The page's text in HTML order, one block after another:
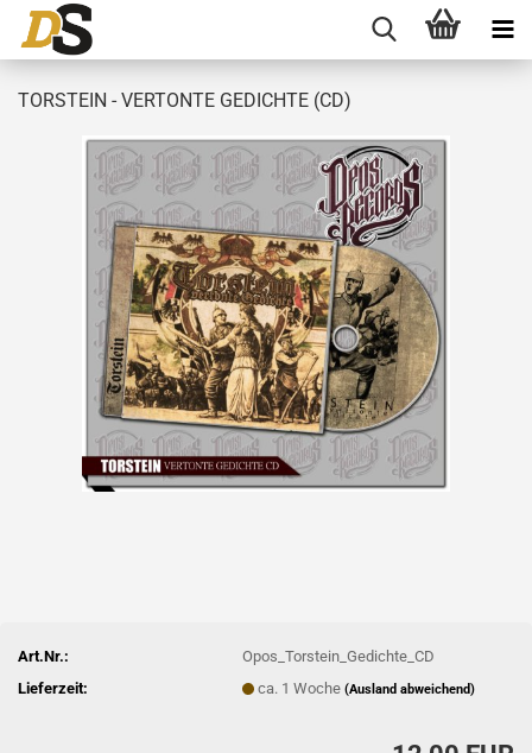
TORSTEIN - VERTONTE GEDICHTE (CD)
Art.Nr.:
Opos_Torstein_Gedichte_CD
Lieferzeit:
ca. 1 Woche(Ausland abweichend)